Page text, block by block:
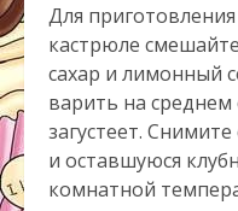
Для
кастрюле
сахар и лимонный
варить на среднем
загустеет.
и оставшуюся
комнатной